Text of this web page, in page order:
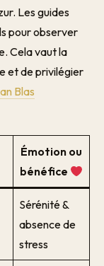
Les guides
pour observer
Cela vaut la
et de privilégier
Blas
Émotion ou
bénéfice
Sérénité &
absence de
stress